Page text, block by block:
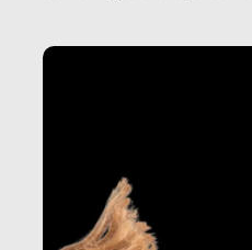
dietro gli oggetti e i servizi